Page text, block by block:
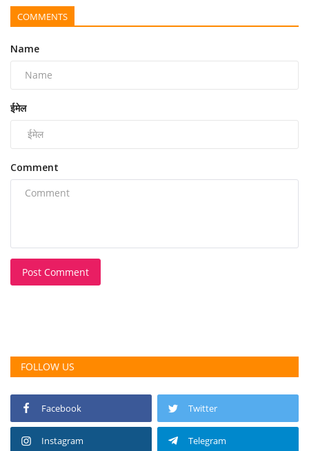
COMMENTS
Name
ईमेल
Comment
Post Comment
FOLLOW US
Facebook Twitter
Instagram Telegram